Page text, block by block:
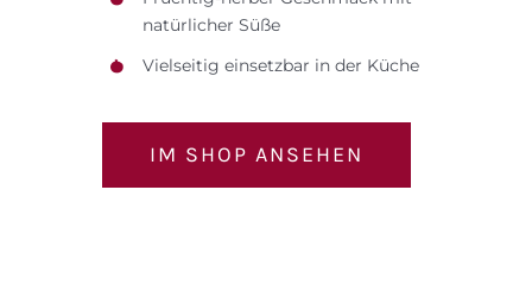
natürlicher Süße
Vielseitig einsetzbar in der Küche
IM SHOP ANSEHEN